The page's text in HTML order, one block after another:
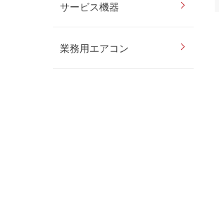
サービス機器
業務用エアコン